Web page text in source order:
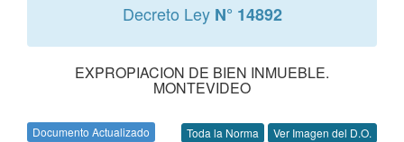
Decreto Ley N° 14892
EXPROPIACION DE BIEN INMUEBLE.
MONTEVIDEO
Documento Actualizado Toda la Norma Ver Imagen del D.O.